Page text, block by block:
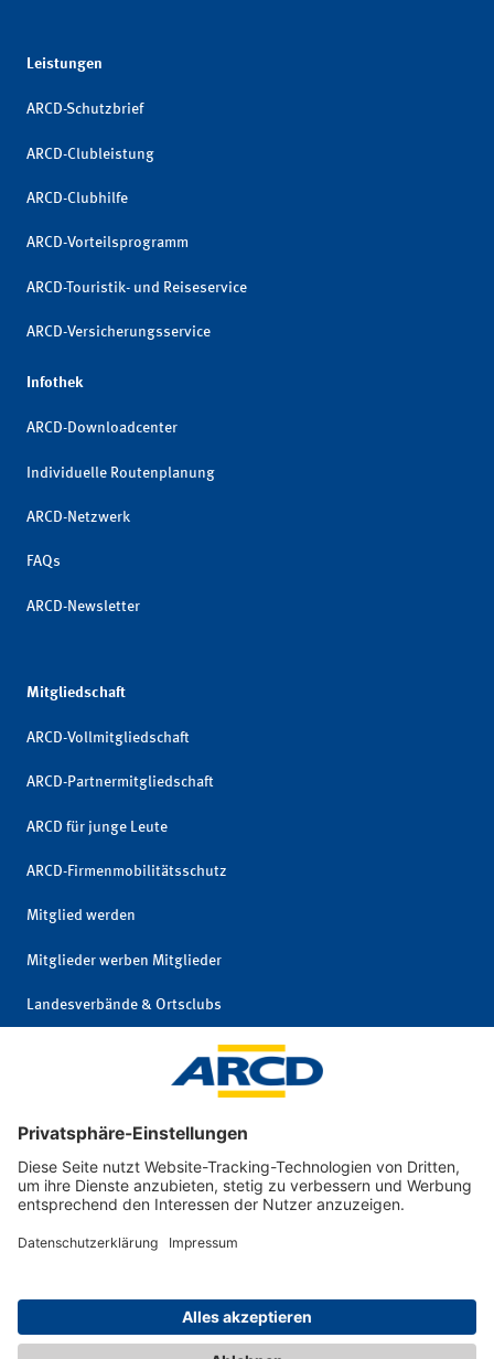
Leistungen
ARCD-Schutzbrief
ARCD-Clubleistung
ARCD-Clubhilfe
ARCD-Vorteilsprogramm
ARCD-Touristik- und Reiseservice
ARCD-Versicherungsservice
Infothek
ARCD-Downloadcenter
Individuelle Routenplanung
ARCD-Netzwerk
FAQs
ARCD-Newsletter
Mitgliedschaft
ARCD-Vollmitgliedschaft
ARCD-Partnermitgliedschaft
ARCD für junge Leute
ARCD-Firmenmobilitätsschutz
Mitglied werden
Mitglieder werben Mitglieder
Landesverbände & Ortsclubs
Privatsphäre und
und Reiseclub